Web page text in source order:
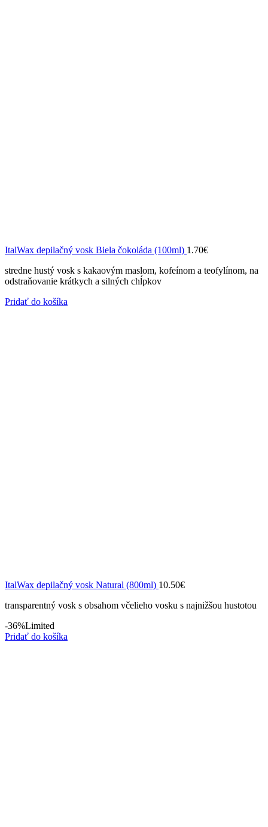
ItalWax depilačný vosk Biela čokoláda (100ml) 1.70€
stredne hustý vosk s kakaovým maslom, kofeínom a teofylínom, na
odstraňovanie krátkych a silných chĺpkov
Pridať do košíka
ItalWax depilačný vosk Natural (800ml) 10.50€
transparentný vosk s obsahom včelieho vosku s najnižšou hustotou
-36%Limited
Pridať do košíka